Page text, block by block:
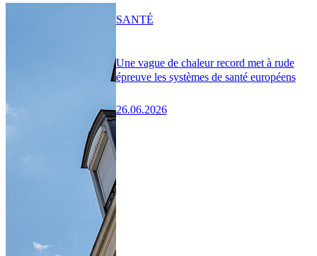
Une vague de chaleur record met à rude
épreuve les systèmes de santé européens
26.06.2026
SANTÉ